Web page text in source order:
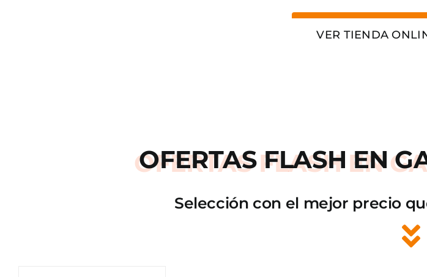
VER TIENDA
OFERTAS FLASH EN
Selección con el mejor precio